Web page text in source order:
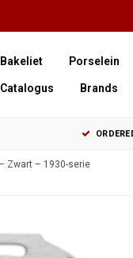
Bakeliet Porselein
Catalogus Brands
Zwart – 1930-serie